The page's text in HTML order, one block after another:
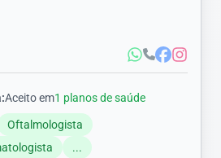
Aceito em1 planos de saúde
Oftalmologista
...